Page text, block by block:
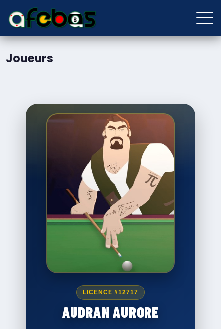
Joueurs
LICENCE #12717
AUDRAN AURORE